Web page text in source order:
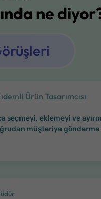
ne
Ürün Tasarımcısı
seçmeyi, eklemeyi ve
müşteriye